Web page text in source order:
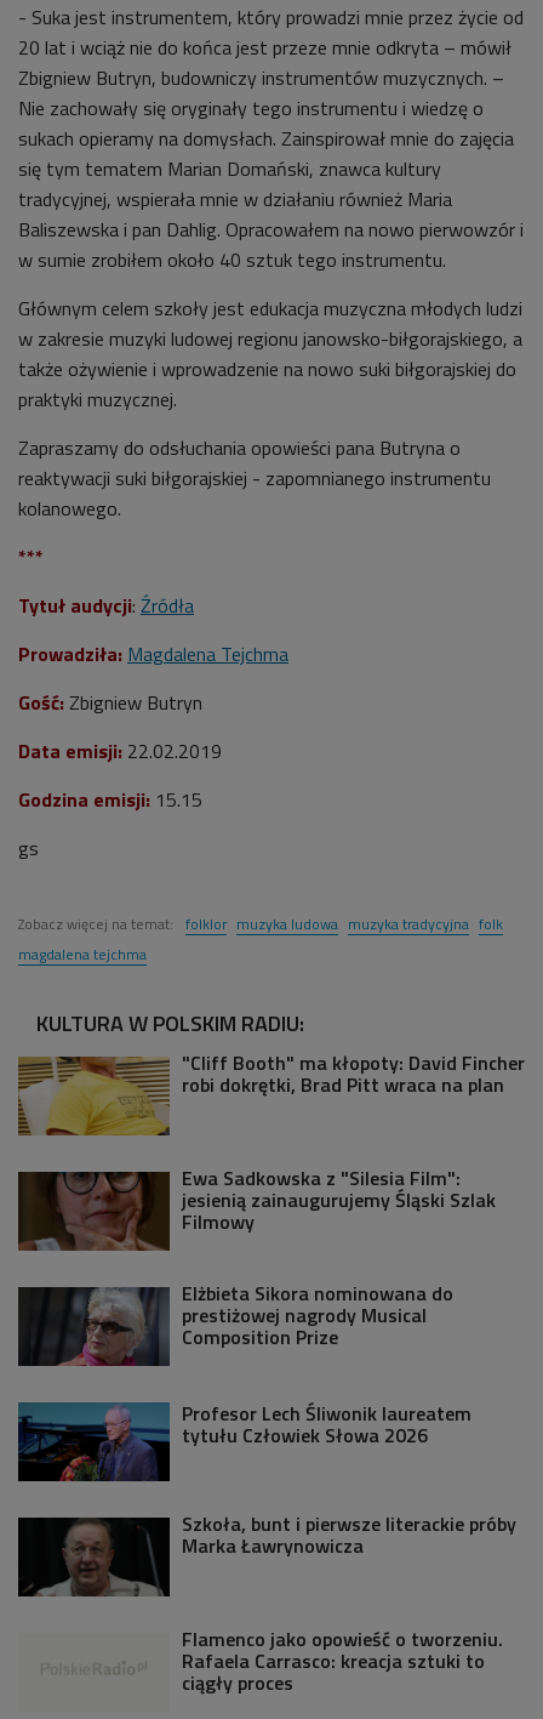
- Suka jest instrumentem, który prowadzi mnie przez życie od
20 lat i wciąż nie do końca jest przeze mnie odkryta – mówił
Zbigniew Butryn, budowniczy instrumentów muzycznych. –
Nie zachowały się oryginały tego instrumentu i wiedzę o
sukach opieramy na domysłach. Zainspirował mnie do zajęcia
się tym tematem Marian Domański, znawca kultury
tradycyjnej, wspierała mnie w działaniu również Maria
Baliszewska i pan Dahlig. Opracowałem na nowo pierwowzór i
w sumie zrobiłem około 40 sztuk tego instrumentu.
Głównym celem szkoły jest edukacja muzyczna młodych ludzi
w zakresie muzyki ludowej regionu janowsko-biłgorajskiego, a
także ożywienie i wprowadzenie na nowo suki biłgorajskiej do
praktyki muzycznej.
Zapraszamy do odsłuchania opowieści pana Butryna o
reaktywacji suki biłgorajskiej - zapomnianego instrumentu
kolanowego.
***
Tytuł audycji: Źródła
Prowadziła: Magdalena Tejchma
Gość: Zbigniew Butryn
Data emisji: 22.02.2019
Godzina emisji: 15.15
gs
Zobacz więcej na temat: folklor muzyka ludowa muzyka tradycyjna folk
magdalena tejchma
KULTURA W POLSKIM RADIU:
"Cliff Booth" ma kłopoty: David Fincher
robi dokrętki, Brad Pitt wraca na plan
Ewa Sadkowska z "Silesia Film":
jesienią zainaugurujemy Śląski Szlak
Filmowy
Elżbieta Sikora nominowana do
prestiżowej nagrody Musical
Composition Prize
Profesor Lech Śliwonik laureatem
tytułu Człowiek Słowa 2026
Szkoła, bunt i pierwsze literackie próby
Marka Ławrynowicza
Flamenco jako opowieść o tworzeniu.
Rafaela Carrasco: kreacja sztuki to
ciągły proces